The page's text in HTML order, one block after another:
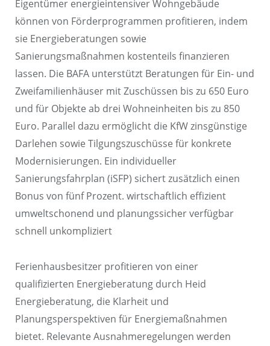
Eigentümer energieintensiver Wohngebäude
können von Förderprogrammen profitieren, indem
sie Energieberatungen sowie
Sanierungsmaßnahmen kostenteils finanzieren
lassen. Die BAFA unterstützt Beratungen für Ein- und
Zweifamilienhäuser mit Zuschüssen bis zu 650 Euro
und für Objekte ab drei Wohneinheiten bis zu 850
Euro. Parallel dazu ermöglicht die KfW zinsgünstige
Darlehen sowie Tilgungszuschüsse für konkrete
Modernisierungen. Ein individueller
Sanierungsfahrplan (iSFP) sichert zusätzlich einen
Bonus von fünf Prozent. wirtschaftlich effizient
umweltschonend und planungssicher verfügbar
schnell unkompliziert
Ferienhausbesitzer profitieren von einer
qualifizierten Energieberatung durch Heid
Energieberatung, die Klarheit und
Planungsperspektiven für Energiemaßnahmen
bietet. Relevante Ausnahmeregelungen werden